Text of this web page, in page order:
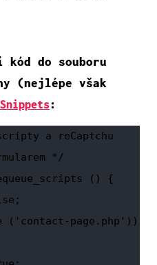
do souboru
(nejlépe však
:
*/